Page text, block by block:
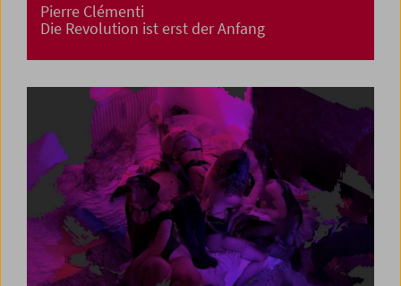
Pierre Clémenti
Die Revolution ist erst der Anfang